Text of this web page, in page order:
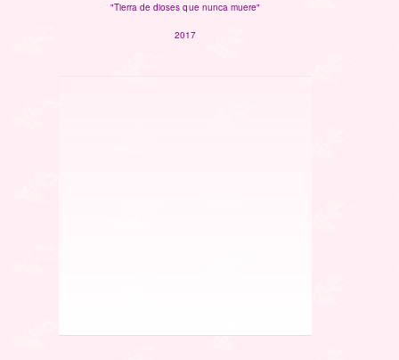
"Tierra de dioses que nunca muere"
2017